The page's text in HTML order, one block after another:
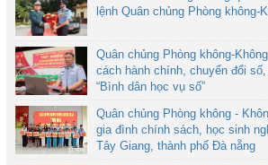
lệnh Quân chủng Phòng không-
Quân chủng Phòng không-
cách hành chính, chuyển đổi
“Bình dân học vụ số”
Quân chủng Phòng không -
gia đình chính sách, học sinh
Tây Giang, thành phố Đà nẵng